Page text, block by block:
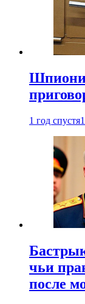
1 год спустя
чьи
после